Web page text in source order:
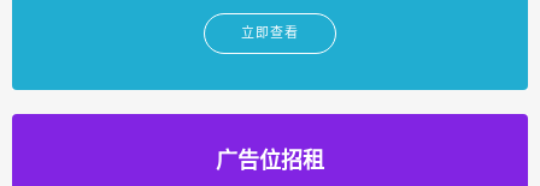
立即查看
广告位招租